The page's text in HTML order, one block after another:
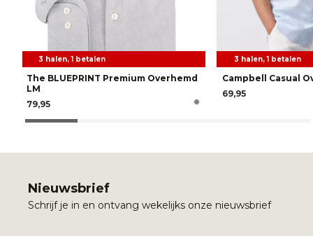
3 halen, 1 betalen
The BLUEPRINT Premium Overhemd
LM
79,95
3 halen, 1 betalen
Campbell Casual
69,95
Nieuwsbrief
Schrijf je in en ontvang wekelijks onze nieuwsbrief